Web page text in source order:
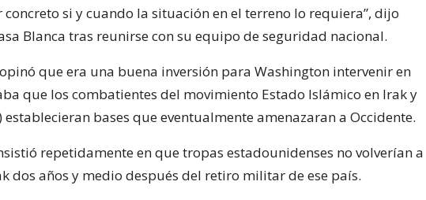
si y cuando la situación en el terreno lo requiera”, dijo
Blanca tras reunirse con su equipo de seguridad nacional.
que era una buena inversión para Washington intervenir en
que los combatientes del movimiento Estado Islámico en Irak y
establecieran bases que eventualmente amenazaran a Occidente.
repetidamente en que tropas estadounidenses no volverían a
dos años y medio después del retiro militar de ese país.